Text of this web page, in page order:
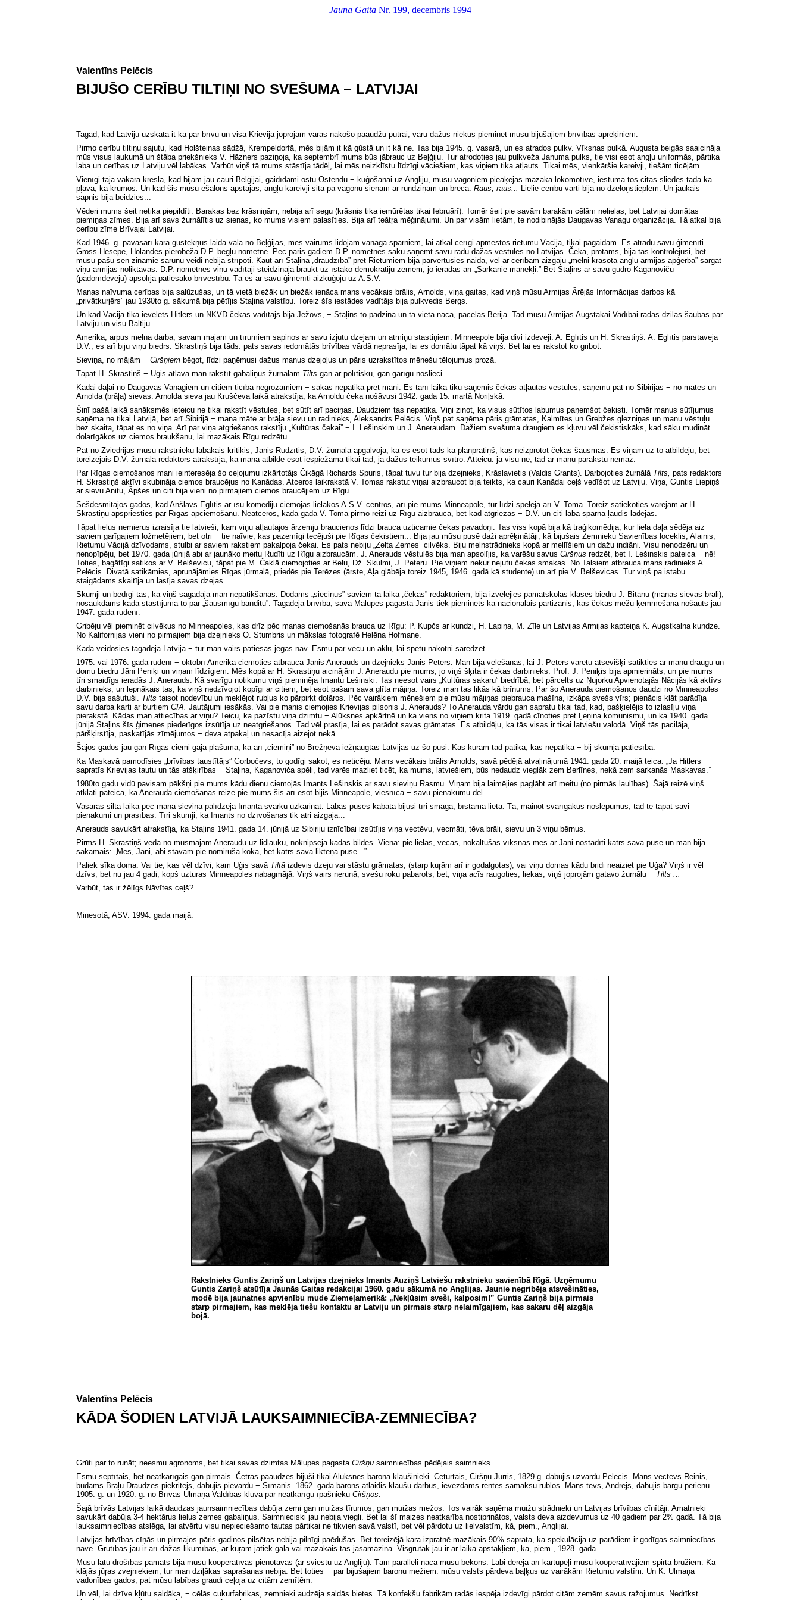
Jaunā GaitaNr. 199, decembris 1994
Valentīns Pelēcis
BIJUŠO CERĪBU TILTIŅI NO SVEŠUMA − LATVIJAI
Tagad, kad Latviju uzskata it kā par brīvu un visa Krievija joprojām vārās nākošo paaudžu putrai, varu dažus niekus pieminēt mūsu bijušajiem brīvības aprēķiniem.
Pirmo cerību tiltiņu sajutu, kad Holšteinas sādžā, Krempeldorfā, mēs bijām it kā gūstā un it kā ne. Tas bija 1945. g. vasarā, un es atrados pulkv. Vīksnas pulkā. Augusta beigās saaicināja
mūs visus laukumā un štāba priekšnieks V. Hāzners paziņoja, ka septembrī mums būs jābrauc uz Beļģiju. Tur atrodoties jau pulkveža Januma pulks, tie visi esot angļu uniformās, pārtika
labaun cerības uz Latviju vēl labākas. Varbūt viņš tā mums stāstīja tādēļ, lai mēs neizklīstu līdzīgi vāciešiem, kas viņiem tika atļauts. Tikai mēs, vienkāršie kareivji, tiešām ticējām.
Vienīgi tajā vakara krēslā, kad bijām jau cauri Beļģijai, gaidīdami ostu Ostendu − kuģošanai uz Angliju, mūsu vagoniem pieāķējās mazāka lokomotīve, iestūma tos citās sliedēs tādā kā
pļavā, kā krūmos. Un kad šis mūsu ešalons apstājās, angļu kareivji sita pa vagonu sienām ar rundziņām un brēca: Raus, raus... Lielie cerību vārti bija no dzeloņstieplēm. Un jaukais
sapnis bija beidzies...
Vēderi mums šeit netika piepildīti. Barakas bez krāsniņām, nebija arī segu (krāsnis tika iemūrētas tikai februārī). Tomēr šeit pie savām barakām cēlām nelielas, bet Latvijai domātas
piemiņas zīmes. Bija arī savs žurnālītis uz sienas, ko mums visiem palasīties. Bija arī teātŗa mēģinājumi. Un par visām lietām, te nodibinājās Daugavas Vanagu organizācija. Tā atkal bija
cerību zīme Brīvajai Latvijai.
Kad 1946. g. pavasarī kaŗa gūstekņus laida vaļā no Beļģijas, mēs vairums lidojām vanaga spārniem, lai atkal cerīgi apmestos rietumu Vācijā, tikai pagaidām. Es atradu savu ģimenīti –
Gross-Hesepē, Holandes pierobežā D.P. bēgļu nometnē. Pēc pāris gadiem D.P. nometnēs sāku saņemt savu radu dažas vēstules no Latvijas. Čeka, protams, bija tās kontrolējusi, bet
mūsu pašu sen zināmie sarunu veidi nebija strīpoti. Kaut arī Staļina „draudzība” pret Rietumiem bija pārvērtusies naidā, vēl ar cerībām aizgāju „melni krāsotā angļu armijas apģērbā” sargāt
viņu armijas noliktavas. D.P. nometnēs viņu vadītāji steidzināja braukt uz īstāko demokrātiju zemēm, jo ieradās arī „Sarkanie mānekļi.” Bet Staļins ar savu gudro Kaganoviču
(padomdevēju) apsolīja patiesāko brīvestību. Tā es ar savu ģimenīti aizkuģoju uz A.S.V.
Manas naīvuma cerības bija salūzušas, un tā vietā biežāk un biežāk ienāca mans vecākais brālis, Arnolds, viņa gaitas, kad viņš mūsu Armijas Ārējās Informācijas darbos kā
„privātkurjērs” jau 1930to g. sākumā bija pētījis Staļina valstību. Toreiz šīs iestādes vadītājs bija pulkvedis Bergs.
Un kad Vācijā tika ievēlēts Hitlers un NKVD čekas vadītājs bija Ježovs, − Staļins to padzina un tā vietā nāca, pacēlās Bērija. Tad mūsu Armijas Augstākai Vadībai radās dziļas šaubas par
Latviju un visu Baltiju.
Amerikā, ārpus melnā darba, savām mājām un tīrumiem sapinos ar savu izjūtu dzejām un atmiņu stāstiņiem. Minneapolē bija divi izdevēji: A. Eglītis un H. Skrastiņš. A. Eglītis pārstāvēja
D.V., es arī biju viņu biedrs. Skrastiņš bija tāds: pats savas iedomātās brīvības vārdā neprasīja, lai es domātu tāpat kā viņš. Bet lai es rakstot ko gribot.
Sieviņa, no mājām − Ciršņiem bēgot, līdzi paņēmusi dažus manus dzejoļus un pāris uzrakstītos mēnešu tēlojumus prozā.
Tāpat H. Skrastiņš − Uģis atļāva man rakstīt gabaliņus žurnālam Tilts gan ar polītisku, gan garīgu noslieci.
Kādai daļai no Daugavas Vanagiem un citiem ticībā negrozāmiem − sākās nepatika pret mani. Es tanī laikā tiku saņēmis čekas atļautās vēstules, saņēmu pat no Sibirijas − no mātes un
Arnolda (brāļa) sievas. Arnolda sieva jau Kruščeva laikā atrakstīja, ka Arnoldu čeka nošāvusi 1942. gada 15. martā Noriļskā.
Šinī pašā laikā sanāksmēs ieteicu ne tikai rakstīt vēstules, bet sūtīt arī paciņas. Daudziem tas nepatika. Viņi zinot, ka visus sūtītos labumus paņemšot čekisti. Tomēr manus sūtījumus
saņēma ne tikai Latvijā, bet arī Sibirijā − mana māte ar brāļa sievu un radinieks, Aleksandrs Pelēcis. Viņš pat saņēma pāris grāmatas, Kalmītes un Grebžes glezniņas un manu vēstuļu
bez skaita, tāpat es no viņa. Arī par viņa atgriešanos rakstīju „Kultūras čekai” − I. Lešinskim un J. Aneraudam. Dažiem svešuma draugiem es kļuvu vēl čekistiskāks, kad sāku mudināt
dolarīgākos uz ciemos braukšanu, lai mazākais Rīgu redzētu.
Pat no Zviedrijas mūsu rakstnieku labākais kritiķis, Jānis Rudzītis, D.V. žurnālā apgalvoja, ka es esot tāds kā plānprātiņš, kas neizprotot čekas šausmas. Es viņam uz to atbildēju, bet
toreizējais D.V. žurnāla redaktors atrakstīja, ka mana atbilde esot iespiežama tikai tad, ja dažus teikumus svītro. Atteicu: ja visu ne, tad ar manu parakstu nemaz.
Par Rīgas ciemošanos mani ieinteresēja šo ceļojumu izkārtotājs Čikāgā Richards Spuris, tāpat tuvu tur bija dzejnieks, Krāslavietis (Valdis Grants). Darbojoties žurnālā Tilts, pats redaktors
H. Skrastiņš aktīvi skubināja ciemos braucējus no Kanādas. Atceros laikrakstā V. Tomas rakstu: viņai aizbraucot bija teikts, ka cauri Kanādai ceļš vedīšot uz Latviju. Viņa, Guntis Liepiņš
ar sievu Anitu, Āpšes un citi bija vieni no pirmajiem ciemos braucējiem uz Rīgu.
Sešdesmitajos gados, kad Anšlavs Eglītis ar īsu komēdiju ciemojās lielākos A.S.V. centros, arī pie mums Minneapolē, tur līdzi spēlēja arī V. Toma. Toreiz satiekoties varējām ar H.
Skrastiņu apspriesties par Rīgas apciemošanu. Neatceros, kādā gadā V. Toma pirmo reizi uz Rīgu aizbrauca, bet kad atgriezās − D.V. un citi labā spārna ļaudis lādējās.
Tāpat lielus nemierus izraisīja tie latvieši, kam viņu atļautajos ārzemju braucienos līdzi brauca uzticamie čekas pavadoņi. Tas viss kopā bija kā traģikomēdija, kur liela daļa sēdēja aiz
saviem garīgajiem ložmetējiem, bet otri − tie naīvie, kas pazemīgi tecējuši pie Rīgas čekistiem... Bija jau mūsu pusē daži aprēķinātāji, kā bijušais Zemnieku Savienības loceklis, Alainis,
Rietumu Vācijā dzīvodams, stulbi ar saviem rakstiem pakalpoja čekai. Es pats nebiju „Zelta Zemes” cilvēks. Biju melnstrādnieks kopā ar mellīšiem un dažu indiāni. Visu nenodzēru un
nenopīpēju, bet 1970. gada jūnijā abi ar jaunāko meitu Rudīti uz Rīgu aizbraucām. J. Anerauds vēstulēs bija man apsolījis, ka varēšu savus Ciršnus redzēt, bet I. Lešinskis pateica − nē!
Toties, bagātīgi satikos ar V. Belševicu, tāpat pie M. Čaklā ciemojoties ar Belu, Dž. Skulmi, J. Peteru. Pie viņiem nekur nejutu čekas smakas. No Talsiem atbrauca mans radinieks A.
Pelēcis. Divatā satikāmies, aprunājāmies Rīgas jūrmalā, priedēs pie Terēzes (ārste, Aļa glābēja toreiz 1945, 1946. gadā kā studente) un arī pie V. Belševicas. Tur viņš pa istabu
staigādams skaitīja un lasīja savas dzejas.
Skumji un bēdīgi tas, kā viņš sagādāja man nepatikšanas. Dodams „sieciņus” saviem tā laika „čekas” redaktoriem, bija izvēlējies pamatskolas klases biedru J. Bitānu (manas sievas brāli),
nosaukdams kādā stāstījumā to par „šausmīgu banditu”. Tagadējā brīvībā, savā Mālupes pagastā Jānis tiek pieminēts kā nacionālais partizānis, kas čekas mežu ķemmēšanā nošauts jau
1947. gada rudenī.
Gribēju vēl pieminēt cilvēkus no Minneapoles, kas drīz pēc manas ciemošanās brauca uz Rīgu: P. Kupčs ar kundzi, H. Lapiņa, M. Zīle un Latvijas Armijas kapteiņa K. Augstkalna kundze.
No Kalifornijas vieni no pirmajiem bija dzejnieks O. Stumbris un mākslas fotografē Helēna Hofmane.
Kāda veidosies tagadējā Latvija − tur man vairs patiesas jēgas nav. Esmu par vecu un aklu, lai spētu nākotni saredzēt.
1975. vai 1976. gada rudenī − oktobrī Amerikā ciemoties atbrauca Jānis Anerauds un dzejnieks Jānis Peters. Man bija vēlēšanās, lai J. Peters varētu atsevišķi satikties ar manu draugu un
domu biedru Jāni Peniķi un viņam līdzīgiem. Mēs kopā ar H. Skrastiņu aicinājām J. Aneraudu pie mums, jo viņš šķita ir čekas darbinieks. Prof. J. Peniķis bija apmierināts, un pie mums −
tīri smaidīgs ieradās J. Anerauds. Kā svarīgu notikumu viņš pieminēja Imantu Lešinski. Tas neesot vairs „Kultūras sakaru” biedrībā, bet pārcelts uz Ņujorku Apvienotajās Nācijās kā aktīvs
darbinieks, un lepnākais tas, ka viņš nedzīvojot kopīgi ar citiem, bet esot pašam sava glīta mājiņa. Toreiz man tas likās kā brīnums. Par šo Anerauda ciemošanos daudzi no Minneapoles
D.V. bija sašutuši. Tilts taisot nodevību un meklējot rubļus ko pārpirkt dolāros. Pēc vairākiem mēnešiem pie mūsu mājiņas piebrauca mašīna, izkāpa svešs vīrs; pienācis klāt parādīja
savu darba karti ar burtiem CIA. Jautājumi iesākās. Vai pie manis ciemojies Krievijas pilsonis J. Anerauds? To Anerauda vārdu gan sapratu tikai tad, kad, pašķielējis to izlasīju viņa
pierakstā. Kādas man attiecības ar viņu? Teicu, ka pazīstu viņa dzimtu − Alūksnes apkārtnē un ka viens no viņiem krita 1919. gadā cīnoties pret Ļeņina komunismu, un ka 1940. gada
jūnijā Staļins šīs ģimenes piederīgos izsūtīja uz neatgriešanos. Tad vēl prasīja, lai es parādot savas grāmatas. Es atbildēju, ka tās visas ir tikai latviešu valodā. Viņš tās pacilāja,
pāršķirstīja, paskatījās zīmējumos − deva atpakaļ un nesacīja aizejot nekā.
Šajos gados jau gan Rīgas ciemi gāja plašumā, kā arī „ciemiņi” no Brežņeva iežņaugtās Latvijas uz šo pusi. Kas kuŗam tad patika, kas nepatika − bij skumja patiesība.
Ka Maskavā pamodīsies „brīvības taustītājs” Gorbočevs, to godīgi sakot, es neticēju. Mans vecākais brālis Arnolds, savā pēdējā atvaļinājumā 1941. gada 20. maijā teica: „Ja Hitlers
sapratīs Krievijas tautu un tās atšķirības − Staļina, Kaganoviča spēli, tad varēs mazliet ticēt, ka mums, latviešiem, būs nedaudz vieglāk zem Berlīnes, nekā zem sarkanās Maskavas.”
1980to gadu vidū pavisam pēkšņi pie mums kādu dienu ciemojās Imants Lešinskis ar savu sieviņu Rasmu. Viņam bija laimējies paglābt arī meitu (no pirmās laulības). Šajā reizē viņš
atklāti pateica, ka Anerauda ciemošanās reizē pie mums šis arī esot bijis Minneapolē, viesnīcā − savu pienākumu dēļ.
Vasaras siltā laika pēc mana sieviņa palīdzēja Imanta svārku uzkarināt. Labās puses kabatā bijusi tīri smaga, bīstama lieta. Tā, mainot svarīgākus noslēpumus, tad te tāpat savi
pienākumi un prasības. Tīri skumji, ka Imants no dzīvošanas tik ātri aizgāja...
Anerauds savukārt atrakstīja, ka Staļins 1941. gada 14. jūnijā uz Sibiriju iznīcībai izsūtījis viņa vectēvu, vecmāti, tēva brāli, sievu un 3 viņu bērnus.
Pirms H. Skrastiņš veda no mūsmājām Aneraudu uz lidlauku, noknipsēja kādas bildes. Viena: pie lielas, vecas, nokaltušas vīksnas mēs ar Jāni nostādīti katrs savā pusē un man bija
sakāmais: „Mēs, Jāni, abi stāvam pie nomiruša koka, bet katrs savā likteņa pusē...”
Paliek sīka doma. Vai tie, kas vēl dzīvi, kam Uģis savā Tiltā izdevis dzeju vai stāstu grāmatas, (starp kuŗām arī ir godalgotas), vai viņu domas kādu bridi neaiziet pie Uģa? Viņš ir vēl
dzīvs, bet nu jau 4 gadi, kopš uzturas Minneapoles nabagmājā. Viņš vairs nerunā, svešu roku pabarots, bet, viņa acīs raugoties, liekas, viņš joprojām gatavo žurnālu − Tilts ...
Varbūt, tas ir žēlīgs Nāvītes ceļš? ...
Minesotā, ASV. 1994. gada maijā.
Rakstnieks Guntis Zariņš un Latvijas dzejnieks Imants Auziņš Latviešu rakstnieku savienībāRīgā. Uzņēmumu
Guntis Zariņš atsūtīja Jaunās Gaitas redakcijai 1960. gadu sākumā no Anglijas. Jaunie negribēja atsvešināties,
modē bija jaunatnes apvienību mude Ziemeļamerikā: „Nekļūsim sveši, kalposim!” Guntis Zariņš bija pirmais
starp pirmajiem, kas meklēja tiešu kontaktu ar Latviju un pirmais starp nelaimīgajiem, kas sakaru dēļ aizgāja
bojā.
Valentīns Pelēcis
KĀDA ŠODIEN LATVIJĀ LAUKSAIMNIECĪBA-ZEMNIECĪBA?
Grūti par to runāt; neesmu agronoms, bet tikai savas dzimtas Mālupes pagasta Ciršņu saimniecības pēdējais saimnieks.
Esmu septītais, bet neatkarīgais gan pirmais. Četrās paaudzēs bijuši tikai Alūksnes barona klaušinieki. Ceturtais, Ciršņu Jurris, 1829.g. dabūjis uzvārdu Pelēcis. Mans vectēvs Reinis,
būdams Brāļu Draudzes piekritējs, dabūjis pievārdu − Sīmanis. 1862. gadā barons atlaidis klaušu darbus, ievezdams rentes samaksu rubļos. Mans tēvs, Andrejs, dabūjis bargu pērienu
1905. g. un 1920. g. no Brīvās Ulmaņa Valdības kļuva par neatkarīgu īpašnieku Ciršņos.
Šajā brīvās Latvijas laikā daudzas jaunsaimniecības dabūja zemi gan muižas tīrumos, gan muižas mežos. Tos vairāk saņēma muižu strādnieki un Latvijas brīvības cīnītāji. Amatnieki
savukārt dabūja 3-4 hektārus lielus zemes gabaliņus. Saimnieciski jau nebija viegli. Bet lai šī maizes neatkarība nostiprinātos, valsts deva aizdevumus uz 40 gadiem par 2% gadā. Tā bija
lauksaimniecības atslēga, lai atvērtu visu nepieciešamo tautas pārtikai ne tikvien savā valstī, bet vēl pārdotu uz lielvalstīm, kā, piem., Anglijai.
Latvijas brīvības cīņās un pirmajos pāris gadiņos pilsētas nebija pilnīgi paēdušas. Bet toreizējā kaŗa izpratnē mazākais 90% saprata, ka spekulācija uz parādiem ir godīgas saimniecības
nāve. Grūtībās jau ir arī dažas likumības, ar kuŗām jātiek galā vai mazākais tās jāsamazina. Visgrūtāk jau ir ar laika apstākļiem, kā, piem., 1928. gadā.
Mūsu latu drošības pamats bija mūsu kooperatīvās pienotavas (ar sviestu uz Angliju). Tām parallēli nāca mūsu bekons. Labi derēja arī kartupeļi mūsu kooperatīvajiem spirta brūžiem. Kā
klājās jūŗas zvejniekiem, tur man dziļākas saprašanas nebija. Bet toties − par bijušajiem baronu mežiem: mūsu valsts pārdeva baļķus uz vairākām Rietumu valstīm. Un K. Ulmaņa
vadonības gados, pat mūsu labības graudi ceļoja uz citām zemītēm.
Un vēl, lai dzīve kļūtu saldāka, − cēlās cukurfabrikas, zemnieki audzēja saldās bietes. Tā konfekšu fabrikām radās iespēja izdevīgi pārdot citām zemēm savus ražojumus. Nedrīkst